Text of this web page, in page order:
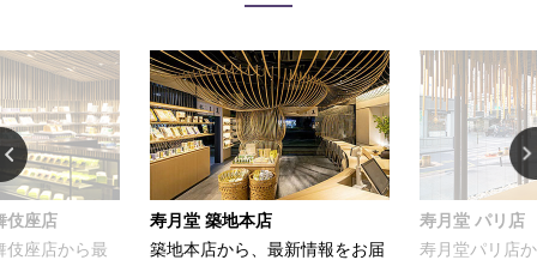
伎座店
伎座店から最
寿月堂 築地本店
築地本店から、最新情報をお届
寿月堂 パリ店
寿月堂パリ店